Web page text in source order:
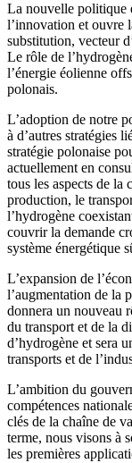
La nouvelle politique
l’innovation et ouvre
substitution, vecteur
Le rôle de
l’énergie éolienne
polonais.
L’adoption de notre
à d’autres stratégies
stratégie polonaise
actuellement en
tous les aspects de la
production, le
l’hydrogène
couvrir la demande
système énergétique
L’expansion de
l’augmentation de la
donnera un nouveau
du transport et de la
d’hydrogène et sera
transports et de
L’ambition du
compétences
clés de la chaîne de
terme, nous visons à
les premières